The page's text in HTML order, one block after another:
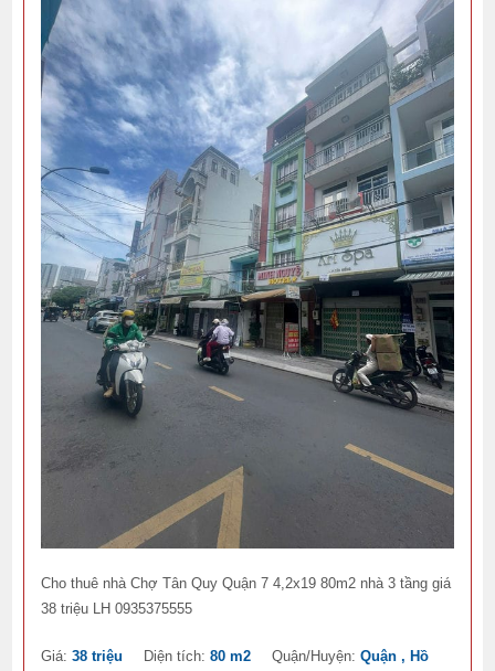
Cho thuê nhà Chợ Tân Quy Quận 7 4,2x19 80m2 nhà 3 tầng giá
38 triệu LH 0935375555
Giá:38 triệu Diện tích:80 m2 Quận/Huyện:Quận , Hồ